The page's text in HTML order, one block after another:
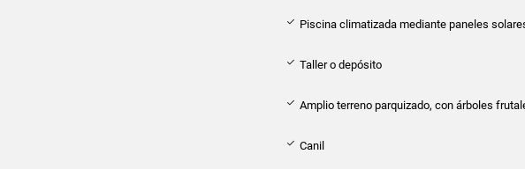
Piscina climatizada mediante paneles
Taller o depósito
Amplio terreno parquizado, con árboles
Canil